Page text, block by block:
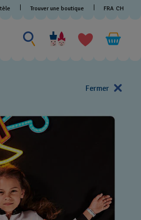
Trouver une boutique FRA CH
Chercher
un
produit
Fermer